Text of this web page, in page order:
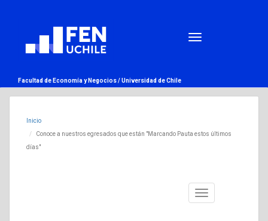
Facultad de Economía y Negocios /Universidad de Chile
Inicio
Conoce a nuestros egresados que están "Marcando Pauta estos últimos
días"
Toggle